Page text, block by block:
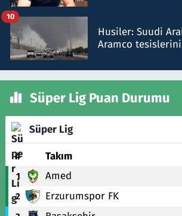
Husiler: Suudi
Aramco
10
Süper Lig Puan Durumu
Süper Lig
# Takım
1 Amed
2 Erzurumspor FK